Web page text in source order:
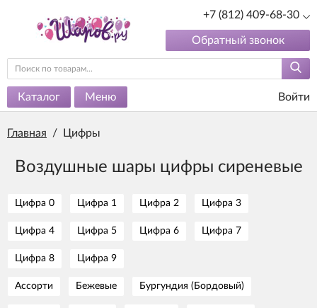
+7 (812) 409-68-30
Обратный звонок
Каталог Меню Войти
Главная / Цифры
Воздушные шары цифры сиреневые
Цифра 0 Цифра 1 Цифра 2 Цифра 3
Цифра 4 Цифра 5 Цифра 6 Цифра 7
Цифра 8 Цифра 9
Ассорти Бежевые Бургундия (Бордовый)